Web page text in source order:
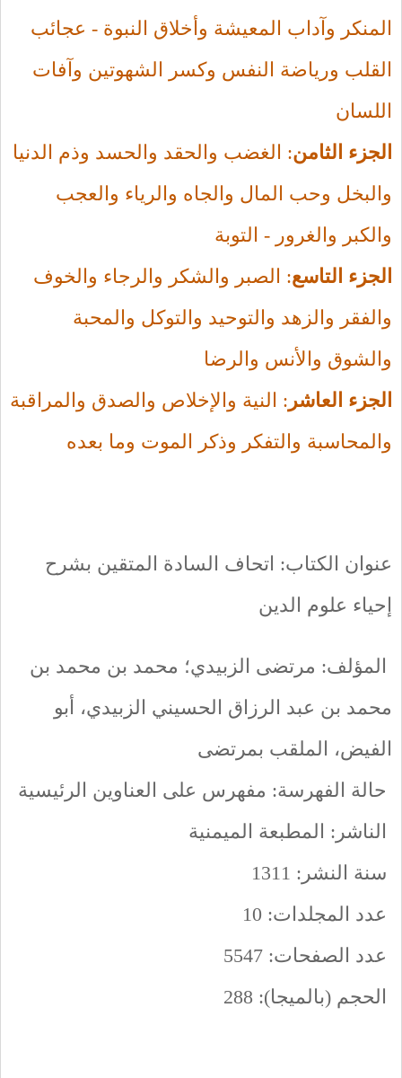
المنكر وآداب المعيشة وأخلاق النبوة - عجائب
القلب ورياضة النفس وكسر الشهوتين وآفات
اللسان
الجزء الثامن: الغضب والحقد والحسد وذم الدنيا
والبخل وحب المال والجاه والرياء والعجب
والكبر والغرور - التوبة
الجزء التاسع: الصبر والشكر والرجاء والخوف
والفقر والزهد والتوحيد والتوكل والمحبة
والشوق والأنس والرضا
الجزء العاشر : النية والإخلاص والصدق والمراقبة
والمحاسبة والتفكر وذكر الموت وما بعده
عنوان الكتاب: اتحاف السادة المتقين بشرح
إحياء علوم الدين
المؤلف: مرتضى الزبيدي؛ محمد بن محمد بن
محمد بن عبد الرزاق الحسيني الزبيدي، أبو
الفيض، الملقب بمرتضى
حالة الفهرسة: مفهرس على العناوين الرئيسية
الناشر: المطبعة الميمنية
سنة النشر: 1311
عدد المجلدات: 10
عدد الصفحات: 5547
الحجم (بالميجا): 288